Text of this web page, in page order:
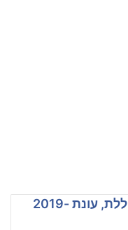
ילדים ב' דן - טבלה סופית ומשוקללת, עונת 2019-